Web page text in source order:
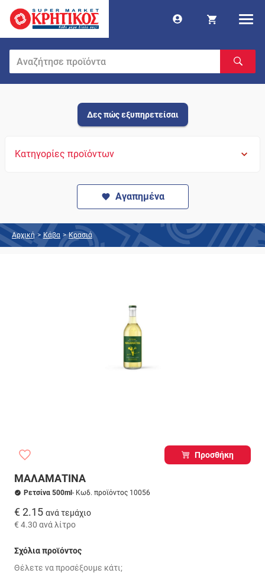
Δες πώς εξυπηρετείσαι
Κατηγορίες προϊόντων
Αγαπημένα
Αρχική > Κάβα > Κρασιά
Προσθήκη
ΜΑΛΑΜΑΤΙΝΑ
Ρετσίνα 500ml - Κωδ. προϊόντος 10056
€ 2.15 ανά τεμάχιο
€ 4.30 ανά λίτρο
Σχόλια προϊόντος